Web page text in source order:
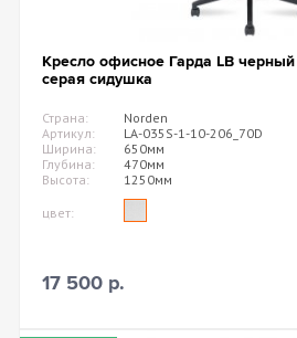
Кресло офисное Гарда LB черный
серая сидушка
Страна:
Norden
Артикул:
LA-035S-1-10-206_70D
Ширина:
650мм
Глубина:
470мм
Высота:
1250мм
цвет:
17 500 р.